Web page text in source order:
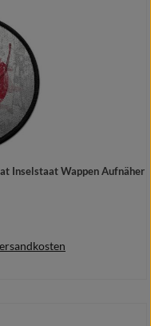
Inselstaat Wappen Aufnäher